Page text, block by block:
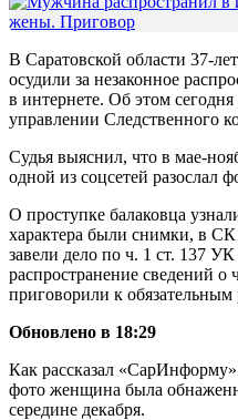
В Саратовской области 37-
осудили за незаконное
в интернете. Об этом
управлении Следственного
Судья выяснил, что в мае-
одной из соцсетей разослал
О проступке балаковца
характера были снимки, в
завели дело по ч. 1 ст. 137
распространение сведений о
приговорили к обязательным
Обновлено в 18:29
Как рассказал
фото женщина была
середине декабря.